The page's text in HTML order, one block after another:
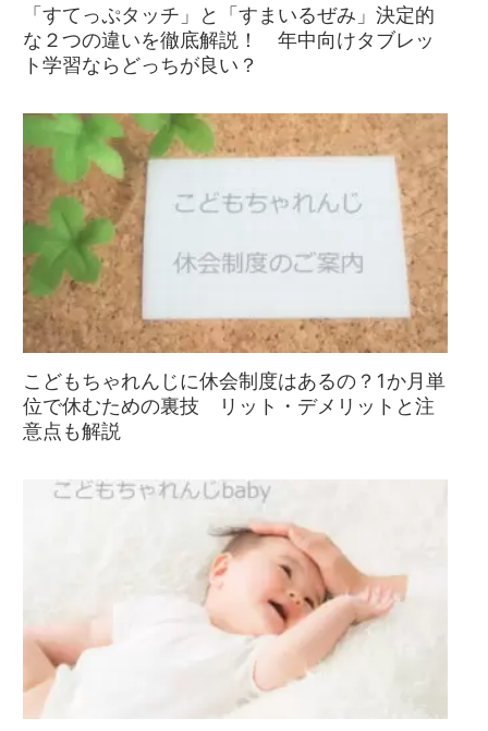
「すてっぷタッチ」と「すまいるぜみ」決定的
な２つの違いを徹底解説！ 年中向けタブレッ
ト学習ならどっちが良い？
こどもちゃれんじに休会制度はあるの？1か月単
位で休むための裏技 リット・デメリットと注
意点も解説